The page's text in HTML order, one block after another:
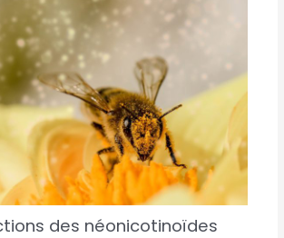
des néonicotinoïdes